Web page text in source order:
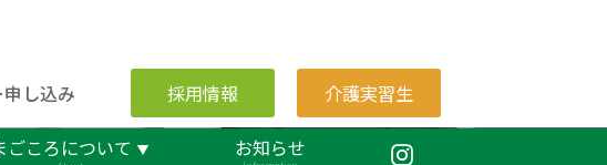
し込み 採用情報 介護実習生
ごころについて お知らせ